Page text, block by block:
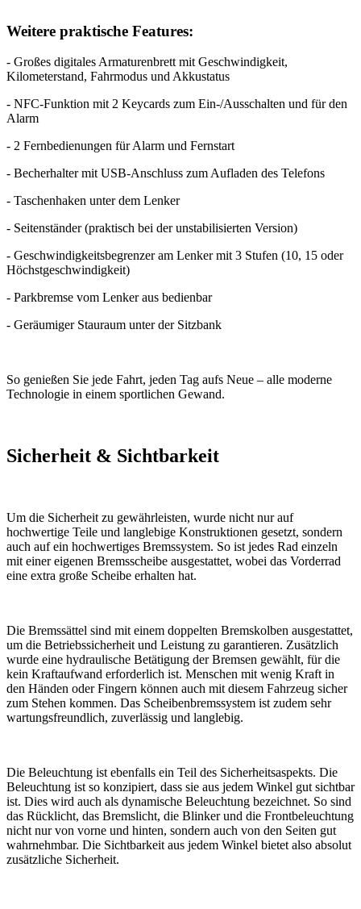
Weitere praktische Features:
- Großes digitales Armaturenbrett mit Geschwindigkeit,
Kilometerstand, Fahrmodus und Akkustatus
- NFC-Funktion mit 2 Keycards zum Ein-/Ausschalten und für den
Alarm
- 2 Fernbedienungen für Alarm und Fernstart
- Becherhalter mit USB-Anschluss zum Aufladen des Telefons
- Taschenhaken unter dem Lenker
- Seitenständer (praktisch bei der unstabilisierten Version)
- Geschwindigkeitsbegrenzer am Lenker mit 3 Stufen (10, 15 oder
Höchstgeschwindigkeit)
- Parkbremse vom Lenker aus bedienbar
- Geräumiger Stauraum unter der Sitzbank
So genießen Sie jede Fahrt, jeden Tag aufs Neue – alle moderne
Technologie in einem sportlichen Gewand.
Sicherheit & Sichtbarkeit
Um die Sicherheit zu gewährleisten, wurde nicht nur auf
hochwertige Teile und langlebige Konstruktionen gesetzt, sondern
auch auf ein hochwertiges Bremssystem. So ist jedes Rad einzeln
mit einer eigenen Bremsscheibe ausgestattet, wobei das Vorderrad
eine extra große Scheibe erhalten hat.
Die Bremssättel sind mit einem doppelten Bremskolben ausgestattet,
um die Betriebssicherheit und Leistung zu garantieren. Zusätzlich
wurde eine hydraulische Betätigung der Bremsen gewählt, für die
kein Kraftaufwand erforderlich ist. Menschen mit wenig Kraft in
den Händen oder Fingern können auch mit diesem Fahrzeug sicher
zum Stehen kommen. Das Scheibenbremssystem ist zudem sehr
wartungsfreundlich, zuverlässig und langlebig.
Die Beleuchtung ist ebenfalls ein Teil des Sicherheitsaspekts. Die
Beleuchtung ist so konzipiert, dass sie aus jedem Winkel gut sichtbar
ist. Dies wird auch als dynamische Beleuchtung bezeichnet. So sind
das Rücklicht, das Bremslicht, die Blinker und die Frontbeleuchtung
nicht nur von vorne und hinten, sondern auch von den Seiten gut
wahrnehmbar. Die Sichtbarkeit aus jedem Winkel bietet also absolut
zusätzliche Sicherheit.